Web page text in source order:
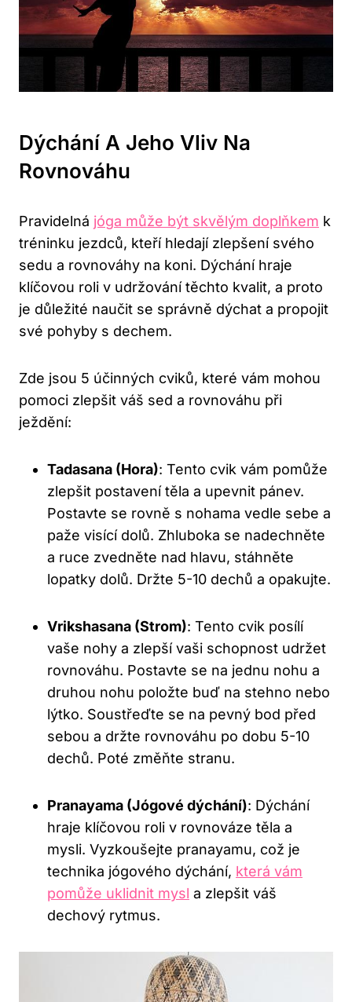
Dýchání A Jeho Vliv Na
Rovnováhu
Pravidelná jóga může být skvělým doplňkem k
tréninku jezdců, kteří hledají zlepšení svého
sedu a rovnováhy na koni. Dýchání hraje
klíčovou roli v udržování těchto kvalit, a proto
je důležité naučit se správně dýchat a propojit
své pohyby s dechem.
Zde jsou 5 účinných cviků, které vám mohou
pomoci zlepšit váš sed a rovnováhu při
ježdění:
Tadasana (Hora): Tento cvik vám pomůže
zlepšit postavení těla a upevnit pánev.
Postavte se rovně s nohama vedle sebe a
paže visící dolů. Zhluboka se nadechněte
a ruce zvedněte nad hlavu, stáhněte
lopatky dolů. Držte 5-10 dechů a opakujte.
Vrikshasana (Strom): Tento cvik posílí
vaše nohy a zlepší vaši schopnost udržet
rovnováhu. Postavte se na jednu nohu a
druhou nohu položte buď na stehno nebo
lýtko. Soustřeďte se na pevný bod před
sebou a držte rovnováhu po dobu 5-10
dechů. Poté změňte stranu.
Pranayama (Jógové dýchání): Dýchání
hraje klíčovou roli v rovnováze těla a
mysli. Vyzkoušejte pranayamu, což je
technika jógového dýchání, která vám
pomůže uklidnit mysl a zlepšit váš
dechový rytmus.